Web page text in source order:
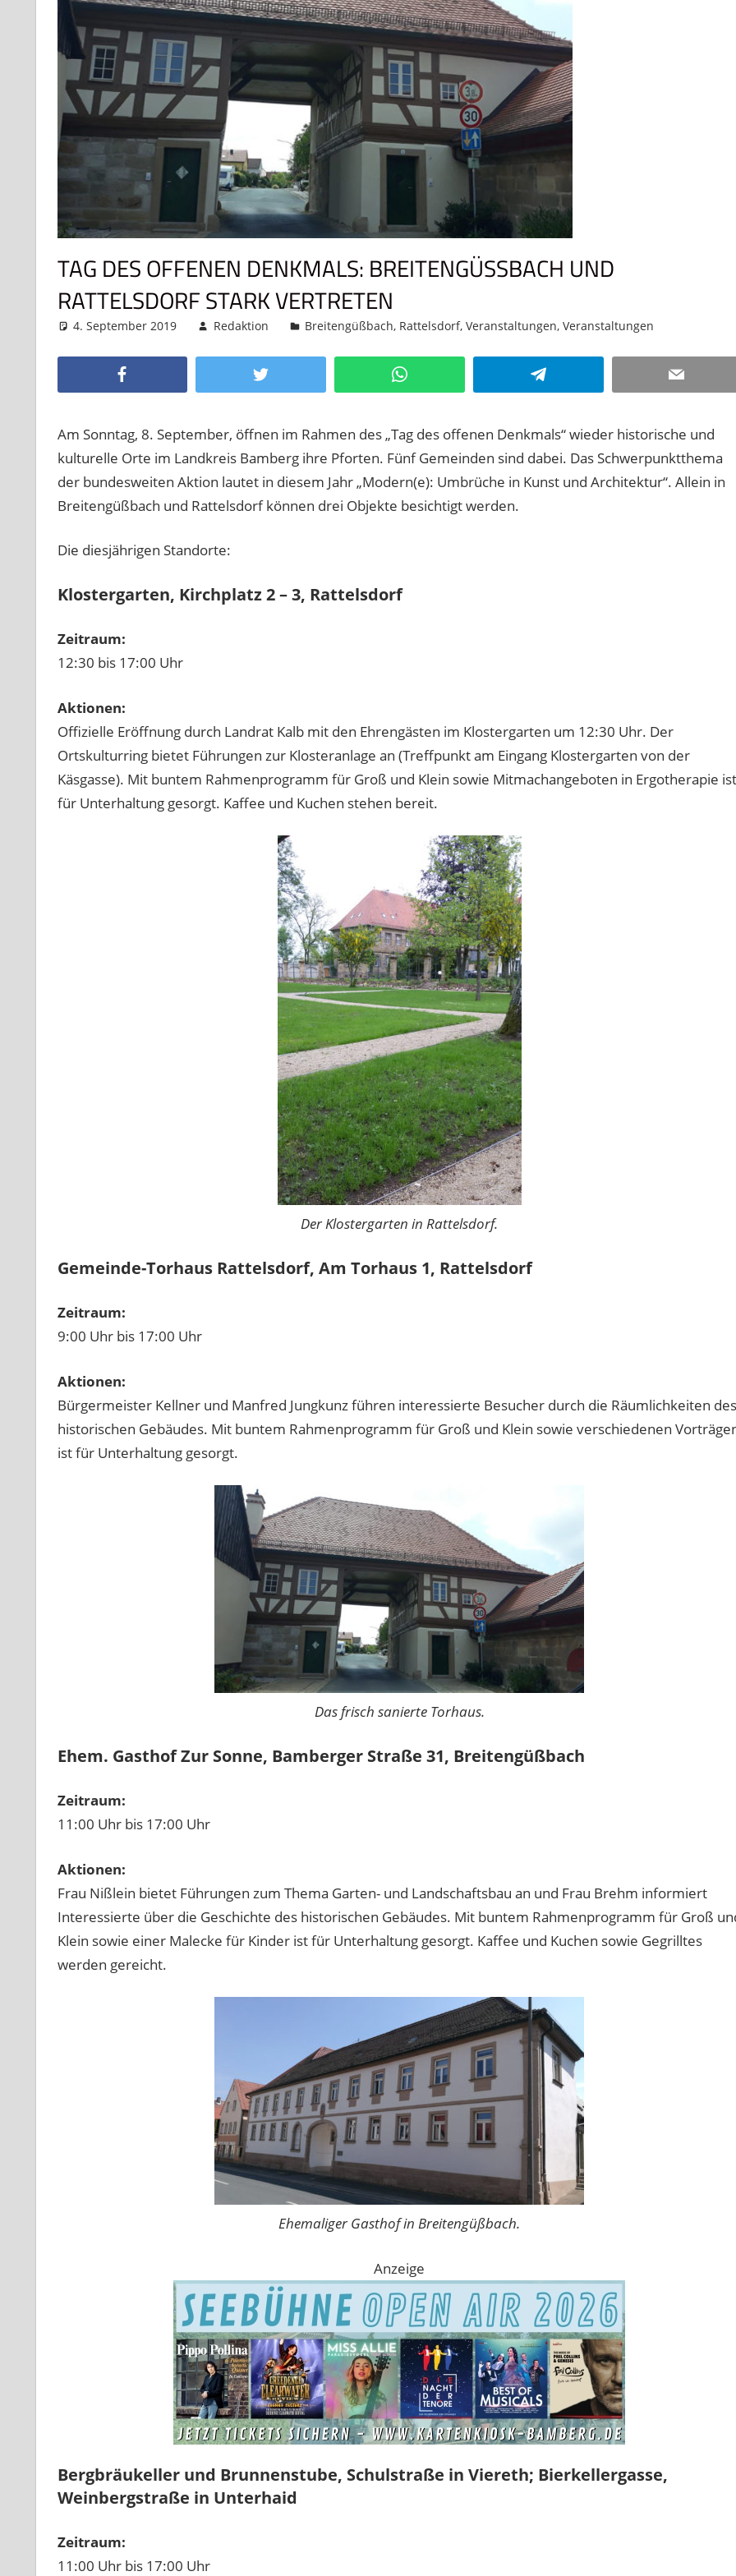
TAG DES OFFENEN DENKMALS: BREITENGÜSSBACH UND R
ATTELSDORF STARK VERTRETEN
4. September 2019 Redaktion Breitengüßbach, Rattelsdorf,Veranstaltungen,Veranstaltungen
Twitter WhatsApp Telegram Email
Am Sonntag, 8. September, öffnen im Rahmen des „Tag des offenen Denkmals“ wieder historische und
kulturelle Orte im Landkreis Bamberg ihre Pforten. Fünf Gemeinden sind dabei. Das Schwerpunktthema
der bundesweiten Aktion lautet in diesem Jahr „Modern(e): Umbrüche in Kunst und Architektur“. Allein in
Breitengüßbach und Rattelsdorf können drei Objekte besichtigt werden.
Die diesjährigen Standorte:
Klostergarten, Kirchplatz 2 – 3, Rattelsdorf
Zeitraum:
12:30 bis 17:00 Uhr
Aktionen:
Offizielle Eröffnung durch Landrat Kalb mit den Ehrengästen im Klostergarten um 12:30 Uhr. Der
Ortskulturring bietet Führungen zur Klosteranlage an (Treffpunkt am Eingang Klostergarten von der
Käsgasse). Mit buntem Rahmenprogramm für Groß und Klein sowie Mitmachangeboten in Ergotherapie ist
für Unterhaltung gesorgt. Kaffee und Kuchen stehen bereit.
Der Klostergarten in Rattelsdorf.
Gemeinde-Torhaus Rattelsdorf, Am Torhaus 1, Rattelsdorf
Zeitraum:
9:00 Uhr bis 17:00 Uhr
Aktionen:
Bürgermeister Kellner und Manfred Jungkunz führen interessierte Besucher durch die Räumlichkeiten des
historischen Gebäudes. Mit buntem Rahmenprogramm für Groß und Klein sowie verschiedenen
ist für Unterhaltung gesorgt.
Das frisch sanierte Torhaus.
Ehem. Gasthof Zur Sonne, Bamberger Straße 31, Breitengüßbach
Zeitraum:
11:00 Uhr bis 17:00 Uhr
Aktionen:
Frau Nißlein bietet Führungen zum Thema Garten- und Landschaftsbau an und Frau Brehm informiert
Interessierte über die Geschichte des historischen Gebäudes. Mit buntem Rahmenprogramm für Groß
Klein sowie einer Malecke für Kinder ist für Unterhaltung gesorgt. Kaffee und Kuchen sowie Gegrilltes
werden gereicht.
Ehemaliger Gasthof in Breitengüßbach.
Anzeige
Bergbräukeller und Brunnenstube, Schulstraße in Viereth; Bierkellergasse,
Weinbergstraße in Unterhaid
Zeitraum:
11:00 Uhr bis 17:00 Uhr